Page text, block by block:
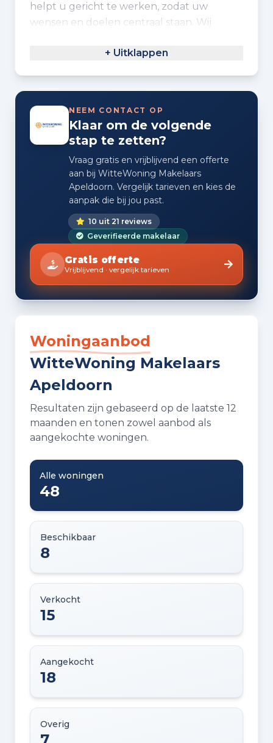
helpt u gericht te werken, zodat uw
wensen en doelen centraal staan. Wij
en open communicatie, zowel bij de
ondersteunen u bij elke stap, van de eerste
bespreking tot het afronden van de
transactie. Neem gerust contact op voor
een gratis waardebepaling of vraag aan hoe
wij u kunnen helpen met uw woningwens.
+ Uitklappen
NEEM CONTACT OP
Klaar om de volgende
stap te zetten?
Vraag gratis en vrijblijvend een offerte
aan bij WitteWoning Makelaars
Apeldoorn. Vergelijk tarieven en kies de
aanpak die bij jou past.
10 uit 21 reviews
Geverifieerde makelaar
Gratis offerte
Vrijblijvend · vergelijk tarieven
Woningaanbod
WitteWoning Makelaars
Apeldoorn
Resultaten zijn gebaseerd op de laatste 12
maanden en tonen zowel aanbod als
aangekochte woningen.
Alle woningen
48
Beschikbaar
8
Verkocht
15
Aangekocht
18
Overig